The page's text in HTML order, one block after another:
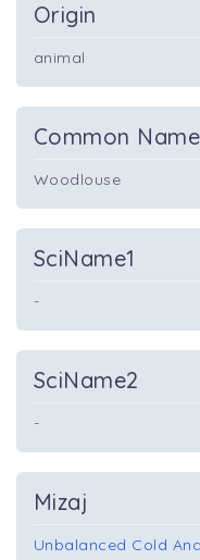
Origin
animal
Common Name
Woodlouse
SciName1
-
SciName2
-
Mizaj
Unbalanced Cold